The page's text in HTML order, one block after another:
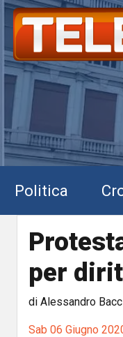
Politica
per
di Alessandro
Sab 06 Giugno